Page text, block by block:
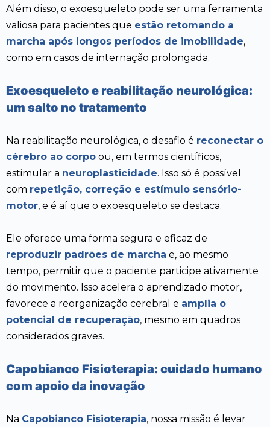
Além disso, o exoesqueleto pode ser uma ferramenta
valiosa para pacientes que estão retomando a
marcha após longos períodos de imobilidade,
como em casos de internação prolongada.
Exoesqueleto e reabilitação neurológica:
um salto no tratamento
Na reabilitação neurológica, o desafio é reconectar o
cérebro ao corpo ou, em termos científicos,
estimular a neuroplasticidade. Isso só é possível
com repetição, correção e estímulo sensório-
motor, e é aí que o exoesqueleto se destaca.
Ele oferece uma forma segura e eficaz de
reproduzir padrões de marcha e, ao mesmo
tempo, permitir que o paciente participe ativamente
do movimento. Isso acelera o aprendizado motor,
favorece a reorganização cerebral e amplia o
potencial de recuperação, mesmo em quadros
considerados graves.
Capobianco Fisioterapia: cuidado humano
com apoio da inovação
Na Capobianco Fisioterapia, nossa missão é levar